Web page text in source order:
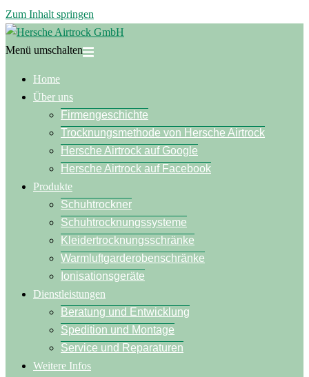
Zum Inhalt springen
Menü umschalten
Home
Über uns
Firmengeschichte
Trocknungsmethode von Hersche Airtrock
Hersche Airtrock auf Google
Hersche Airtrock auf Facebook
Produkte
Schuhtrockner
Schuhtrocknungssysteme
Kleidertrocknungsschränke
Warmluftgarderobenschränke
Ionisationsgeräte
Dienstleistungen
Beratung und Entwicklung
Spedition und Montage
Service und Reparaturen
Weitere Infos